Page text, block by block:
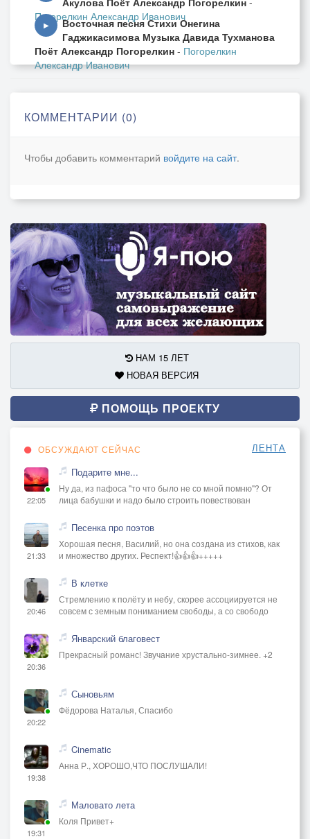
Погорелкин Александр Иванович
▶
Восточная песня Стихи Онегина
Гаджикасимова Музыка Давида Тухманова
Поёт Александр Погорелкин - Погорелкин
Александр Иванович
КОММЕНТАРИИ (0)
Чтобы добавить комментарий войдите на сайт.
НАМ 15 ЛЕТ
НОВАЯ ВЕРСИЯ
ПОМОЩЬ ПРОЕКТУ
ОБСУЖДАЮТ СЕЙЧАС ЛЕНТА
22:05
Подарите мне...
Ну да, из пафоса "то что было не со мной помню"? От
лица бабушки и надо было строить повествован
21:33
Песенка про поэтов
Хорошая песня, Василий, но она создана из стихов, как
и множество других. Респект!👍👍👍+++++
20:46
В клетке
Стремлению к полёту и небу, скорее ассоциируется не
совсем с земным пониманием свободы, а со свободо
20:36
Январский благовест
Прекрасный романс! Звучание хрустально-зимнее. +2
20:22
Сыновьям
Фёдорова Наталья, Спасибо
19:38
Cinematic
Анна Р., ХОРОШО,ЧТО ПОСЛУШАЛИ!
19:31
Маловато лета
Коля Привет+